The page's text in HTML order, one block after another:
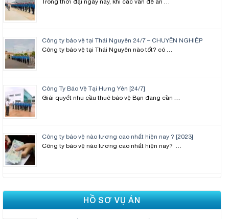
Công ty bảo vệ tại Thái Nguyên 24/7 – CHUYÊN NGHIỆP
Công ty bảo vệ tại Thái Nguyên nào tốt? có …
Công Ty Bảo Vệ Tại Hưng Yên [24/7]
Giải quyết nhu cầu thuê bảo vệ Bạn đang cần …
Công ty bảo vệ nào lương cao nhất hiện nay ? [2023]
Công ty bảo vệ nào lương cao nhất hiện nay? …
HỒ SƠ VỤ ÁN